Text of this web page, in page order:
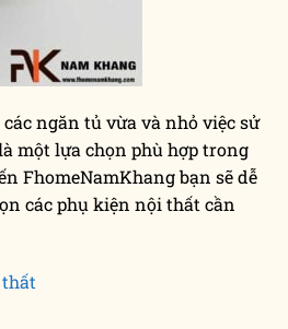
ngăn tủ vừa và nhỏ việc sử
một lựa chọn phù hợp trong
FhomeNamKhang bạn sẽ dễ
các phụ kiện nội thất cần